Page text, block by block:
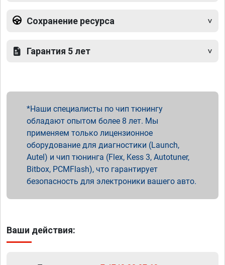
Сохранение ресурса
Гарантия 5 лет
Наши специалисты по чип тюнингу
обладают опытом более 8 лет. Мы
применяем только лицензионное
оборудование для диагностики (Launch,
Autel) и чип тюнинга (Flex, Kess 3, Autotuner,
Bitbox, PCMFlash), что гарантирует
безопасность для электроники вашего авто.
Ваши действия: